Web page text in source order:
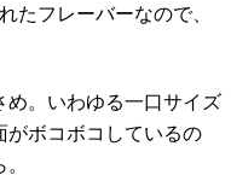
たフレーバーなので、
め。いわゆる一口サイズ
がボコボコしているの